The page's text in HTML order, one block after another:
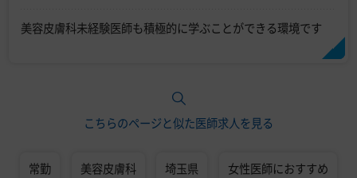
美容皮膚科未経験医師も積極的に学ぶことができる環境です
こちらのページと似た医師求人を見る
常勤 美容皮膚科 埼玉県 女性医師におすすめ